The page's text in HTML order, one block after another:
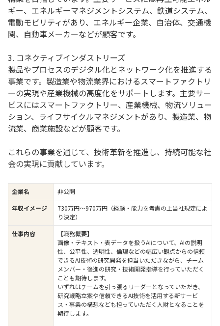
ギー、エネルギーマネジメントシステム、鉄道システム、
電動モビリティがあり、エネルギー企業、自治体、交通機
関、自動車メーカーなどが顧客です。
3. コネクティブインダストリーズ
製品やプロセスのデジタル化とネットワーク化を推進する
事業です。製造業や物流業界におけるスマートファクトリ
ーの実現や産業機械の高度化をサポートします。主要サー
ビスにはスマートファクトリー、産業機械、物流ソリュー
ション、ライフサイクルマネジメントがあり、製造業、物
流業、商業施設などが顧客です。
これらの事業を通じて、技術革新を推進し、持続可能な社
会の実現に貢献しています。
企業名
非公開
年収イメージ
730万円〜970万円（経験・能力を考慮の上当社規定によ
り決定）
仕事内容
【職務概要】
画像・テキスト・表データを扱うAIについて、AIの説明
性、公平性、透明性、倫理などの幅広い観点からの信頼
できるAI技術の研究開発を担当いただきながら、チーム
メンバー・後進の研究・技術開発指導を行っていただく
ことも期待します。
いずれはチームを引っ張るリーダーとなっていただき、
研究戦略立案や信頼できるAI技術を活用する新サービ
ス・事業の構想なども担っていただく人財となることを
期待します。